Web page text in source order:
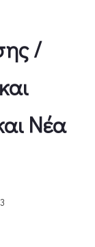
/
Νέα